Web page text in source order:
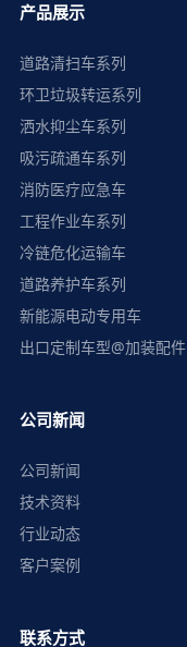
产品展示
道路清扫车系列
环卫垃圾转运系列
洒水抑尘车系列
吸污疏通车系列
消防医疗应急车
工程作业车系列
冷链危化运输车
道路养护车系列
新能源电动专用车
出口定制车型@加装配件
公司新闻
公司新闻
技术资料
行业动态
客户案例
联系方式